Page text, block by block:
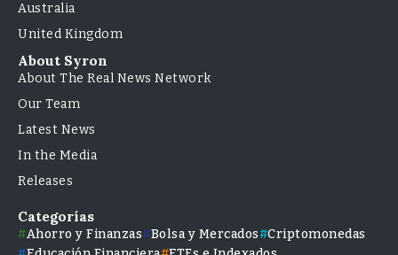
Australia
United Kingdom
About Syron
About The Real News Network
Our Team
Latest News
In the Media
Releases
Categorías
Ahorro y Finanzas Bolsa y Mercados
Criptomonedas